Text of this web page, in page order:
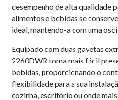
desempenho de alta qualidade
alimentos e bebidas se
ideal, mantendo-a com uma
Equipado com duas gavetas
2260DWR torna mais fácil
bebidas, proporcionando o
flexibilidade para a sua
cozinha, escritório ou onde mais